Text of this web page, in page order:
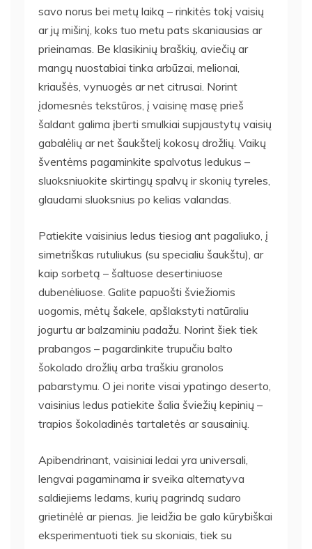
savo norus bei metų laiką – rinkitės tokį vaisių
ar jų mišinį, koks tuo metu pats skaniausias ar
prieinamas. Be klasikinių braškių, aviečių ar
mangų nuostabiai tinka arbūzai, melionai,
kriaušės, vynuogės ar net citrusai. Norint
įdomesnės tekstūros, į vaisinę masę prieš
šaldant galima įberti smulkiai supjaustytų vaisių
gabalėlių ar net šaukštelį kokosų drožlių. Vaikų
šventėms pagaminkite spalvotus ledukus –
sluoksniuokite skirtingų spalvų ir skonių tyreles,
glaudami sluoksnius po kelias valandas.
Patiekite vaisinius ledus tiesiog ant pagaliuko, į
simetriškas rutuliukus (su specialiu šaukštu), ar
kaip sorbetą – šaltuose desertiniuose
dubenėliuose. Galite papuošti šviežiomis
uogomis, mėtų šakele, apšlakstyti natūraliu
jogurtu ar balzaminiu padažu. Norint šiek tiek
prabangos – pagardinkite trupučiu balto
šokolado drožlių arba traškiu granolos
pabarstymu. O jei norite visai ypatingo deserto,
vaisinius ledus patiekite šalia šviežių kepinių –
trapios šokoladinės tartaletės ar sausainių.
Apibendrinant, vaisiniai ledai yra universali,
lengvai pagaminama ir sveika alternatyva
saldiejiems ledams, kurių pagrindą sudaro
grietinėlė ar pienas. Jie leidžia be galo kūrybiškai
eksperimentuoti tiek su skoniais, tiek su